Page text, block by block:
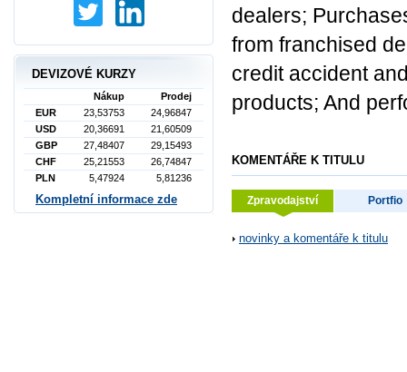
dealers;
from franchised
credit accident
products; And
KOMENTÁŘE K TITULU
Zpravodajství Portfio
novinky a komentáře k titulu
DEVIZOVÉ KURZY
Nákup
Prodej
EUR
23,53753
24,96847
USD
20,36691
21,60509
GBP
27,48407
29,15493
CHF
25,21553
26,74847
PLN
5,47924 5,81236
Kompletní informace zde